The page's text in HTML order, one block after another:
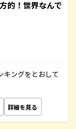
的！世界なんで
キングをとおして
詳細を見る